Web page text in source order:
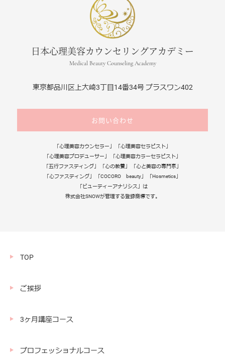
日本心理美容カウンセリングアカデミー
Medical Beauty Counseling Academy
東京都品川区上大崎3丁目14番34号 プラスワン402
お問い合わせ
「心理美容カウンセラー」 「心理美容セラピスト」
「心理美容プロデューサー」 「心理美容カラーセラピスト」
「五行ファスティング」 「心の教養」 「心と美容の専門家」
「心ファスティング」 「COCORO beauty」 「Hosmetics」
「ビューティーアナリシス」は
株式会社SNOWが管理する登録商標です。
TOP
ご挨拶
3ヶ月講座コース
プロフェッショナルコース